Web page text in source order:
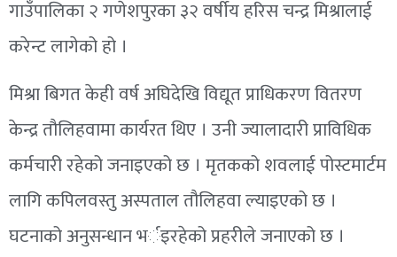
गाउँपालिका २ गणेशपुरका ३२ वर्षीय हरिस चन्द्र मिश्रालाई
करेन्ट लागेको हो ।
मिश्रा बिगत केही वर्ष अघिदेखि विद्यूत प्राधिकरण वितरण
केन्द्र तौलिहवामा कार्यरत थिए । उनी ज्यालादारी प्राविधिक
कर्मचारी रहेको जनाइएको छ । मृतकको शवलाई पोस्टमार्टम
लागि कपिलवस्तु अस्पताल तौलिहवा ल्याइएको छ ।
घटनाको अनुसन्धान भर्इरहेको प्रहरीले जनाएको छ ।